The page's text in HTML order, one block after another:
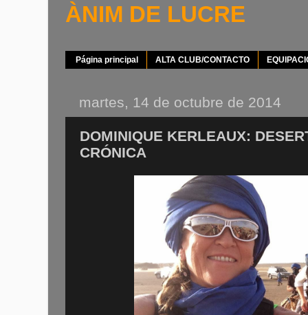
ÀNIM DE LUCRE
Página principal ALTA CLUB/CONTACTO
martes, 14 de octubre de 2014
DOMINIQUE KERLEAUX:
CRÓNICA